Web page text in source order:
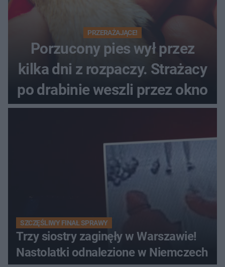
PRZERAŻAJĄCE!
Porzucony pies wył przez
kilka dni z rozpaczy. Strażacy
po drabinie weszli przez okno
SZCZĘŚLIWY FINAŁ SPRAWY
Trzy siostry zaginęły w Warszawie!
Nastolatki odnalezione w Niemczech